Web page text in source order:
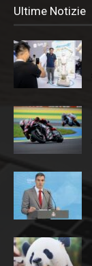
Ultime Notizie